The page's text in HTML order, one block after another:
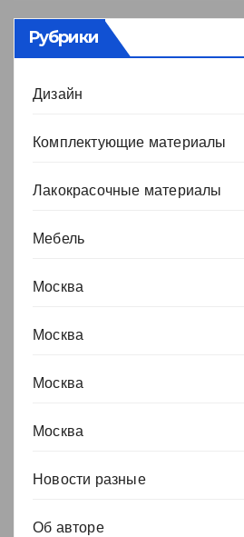
Рубрики
Дизайн
Комплектующие материалы
Лакокрасочные материалы
Мебель
Москва
Москва
Москва
Москва
Новости разные
Об авторе